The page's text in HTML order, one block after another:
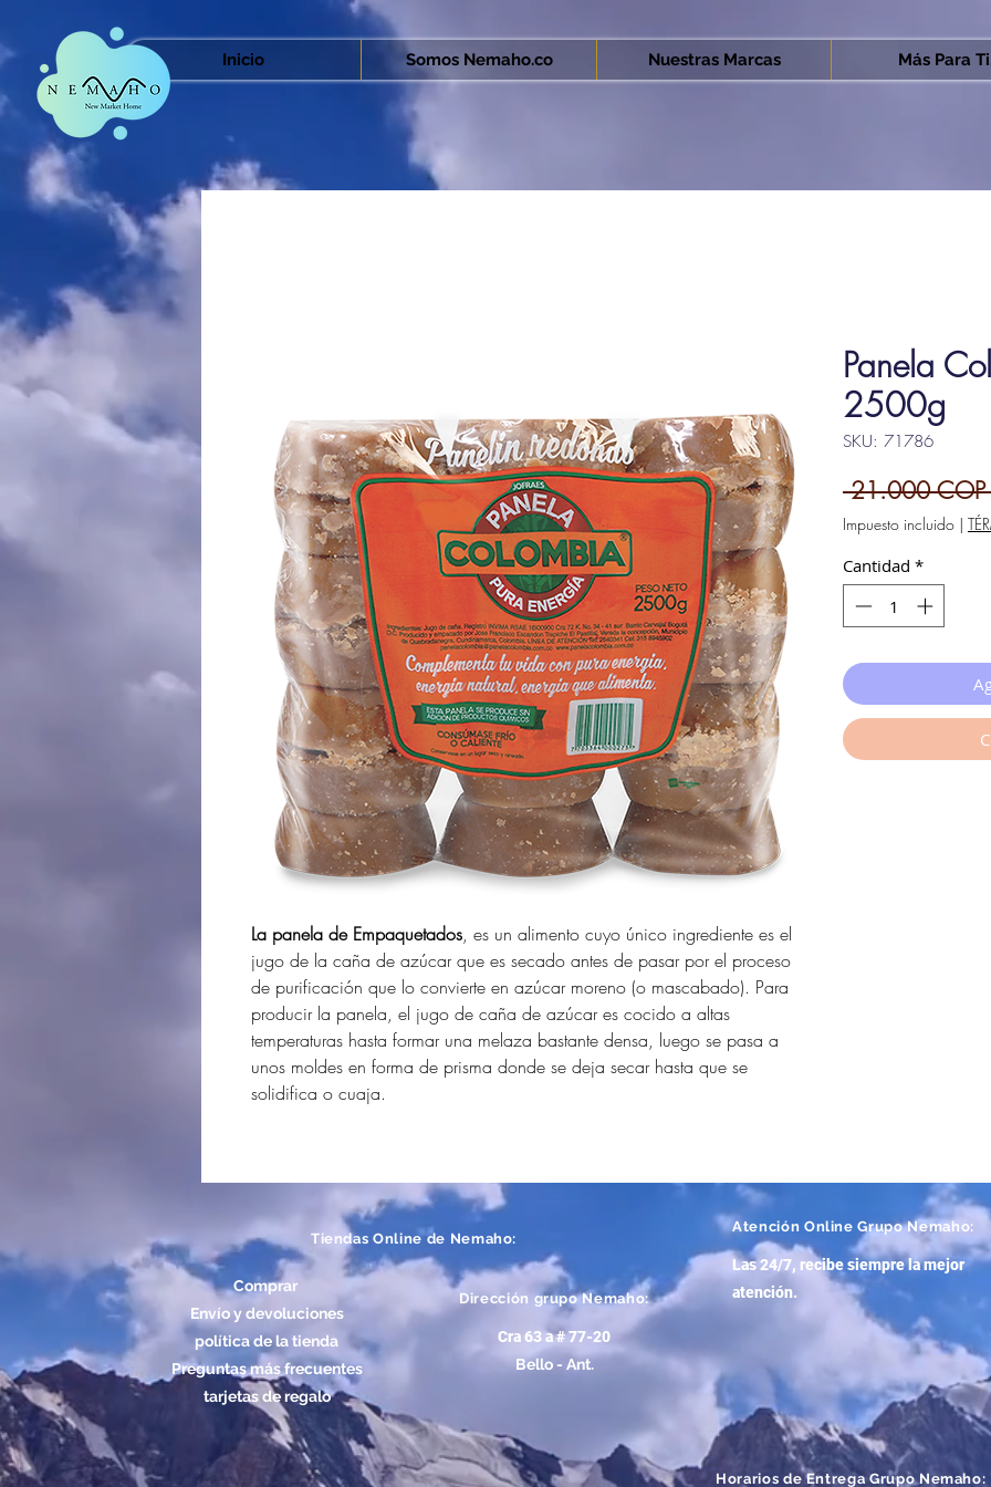
Inicio Somos Nemaho.co Nuestras Marcas Más Para
La panela de Empaquetados, es un alimento cuyo único ingrediente es el
jugo de la caña de azúcar que es secado antes de pasar por el proceso
de purificación que lo convierte en azúcar moreno (o mascabado). Para
producir la panela, el jugo de caña de azúcar es cocido a altas
temperaturas hasta formar una melaza bastante densa, luego se pasa a
unos moldes en forma de prisma donde se deja secar hasta que se
solidifica o cuaja.
Panela
2500g
SKU: 71786
21.000
Impuesto incluido |
Cantidad *
Tiendas Online de Nemaho:
Comprar
Envío y devoluciones
política de la tienda
Preguntas más frecuentes
tarjetas de regalo
Dirección grupo Nemaho:
Cra 63 a # 77-20
Bello - Ant.
Atención Online Grupo Nemaho:
Las 24/7, recibe siempre la mejor
atención.
Horarios de Entrega Grupo Nemaho: